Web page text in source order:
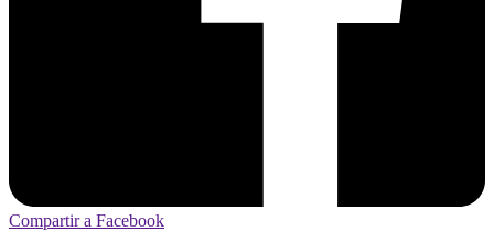
Compartir a Facebook